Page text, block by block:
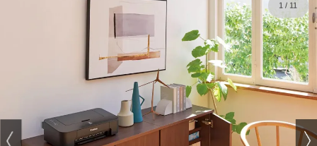
1 / 11